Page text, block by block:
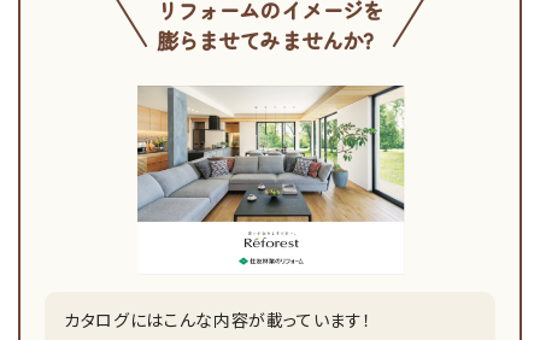
リフォームのイメージを
膨らませてみませんか?
カタログにはこんな内容が載っています！